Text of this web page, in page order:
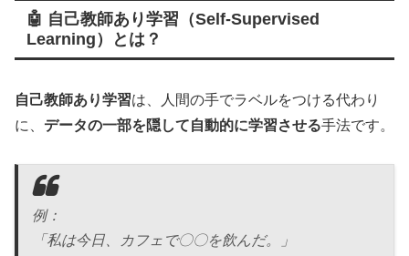
🤖 自己教師あり学習（Self-Supervised
Learning）とは？
自己教師あり学習は、人間の手でラベルをつける代わり
に、 データの一部を隠して自動的に学習させる手法です。
例：
「私は今日、カフェで〇〇を飲んだ。」